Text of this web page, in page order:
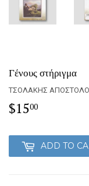
Γένους στήριγμα
ΤΣΟΛΑΚΗΣ
$1500
ADD TO